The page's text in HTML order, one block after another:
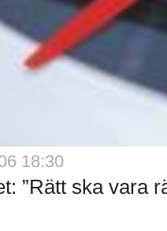
18:30
”Rätt ska vara